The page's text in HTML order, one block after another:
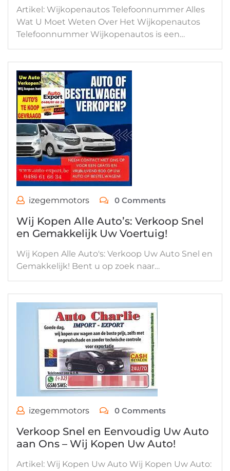
Artikel: Wijkopenautos Telefoonnummer Alles
Wat U Moet Weten Over Het Wijkopenautos
Telefoonnummer Wijkopenautos is een…
izegemmotors 0 Comments
Wij Kopen Alle Auto’s: Verkoop Snel
en Gemakkelijk Uw Voertuig!
Wij Kopen Alle Auto's: Verkoop Uw Auto Snel en
Gemakkelijk! Bent u op zoek naar…
izegemmotors 0 Comments
Verkoop Snel en Eenvoudig Uw Auto
aan Ons – Wij Kopen Uw Auto!
Artikel: Wij Kopen Uw Auto Wij Kopen Uw Auto: